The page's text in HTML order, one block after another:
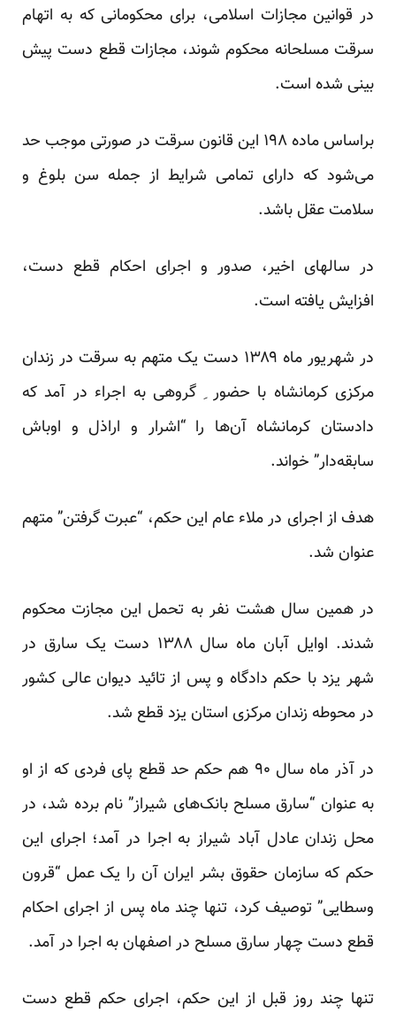
در قوانین مجازات اسلامی، برای محکومانی که به اتهام
سرقت مسلحانه محکوم شوند، مجازات قطع دست پیش
بینی شده است.
براساس ماده ۱۹۸ این قانون سرقت در صورتی موجب حد
می‌شود که دارای تمامی شرایط از جمله سن بلوغ و
سلامت عقل باشد.
در سالهای اخیر، صدور و اجرای احکام قطع دست،
افزایش یافته است.
در شهریور ماه ۱۳۸۹ دست یک متهم به سرقت در زندان
مرکزی کرمانشاه با حضور ِ گروهی به اجراء در آمد که
دادستان کرمانشاه آن‌ها را “اشرار و اراذل و اوباش
سابقه‌دار” خواند.
هدف از اجرای در ملاء عام این حکم، “عبرت گرفتن” متهم
عنوان شد.
در همین سال هشت نفر به تحمل این مجازت محکوم
شدند. اوایل آبان ماه سال ۱۳۸۸ دست یک سارق در
شهر یزد با حکم دادگاه و پس از تائید دیوان عالی کشور
در محوطه زندان مرکزی استان یزد قطع شد.
در آذر ماه سال ۹۰ هم حکم حد قطع پای فردی که از او
به عنوان “سارق مسلح بانک‌های شیراز” نام برده شد، در
محل زندان عادل آباد شیراز به اجرا در آمد؛ اجرای این
حکم که سازمان حقوق بشر ایران آن را یک عمل “قرون
وسطایی” توصیف کرد، تنها چند ماه پس از اجرای احکام
قطع دست چهار سارق مسلح در اصفهان به اجرا در آمد.
تنها چند روز قبل از این حکم، اجرای حکم قطع دست